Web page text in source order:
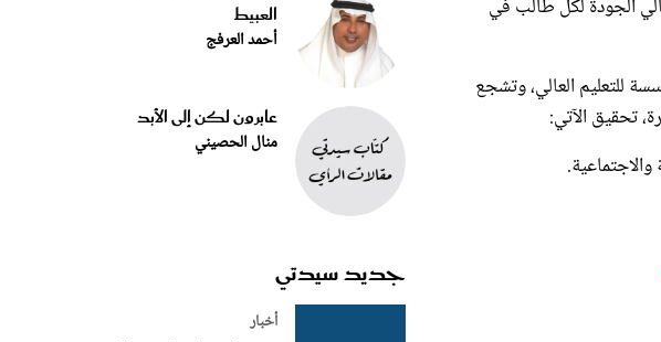
عالي الجودة لكل طالب في
مدرسة، و44 مؤسسة للتعليم العالي، وتشجع
تحقيق الآتي:
العبيط
أحمد العرفج
عابرون لكن إلى الأبد
منال الحصيني
جديد سيدتي
أخبار